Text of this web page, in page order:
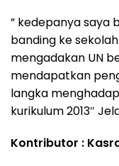
” kedepanya saya
banding ke
mengadakan UN
mendapatkan
langka
kurikulum 2013″
Kontributor :